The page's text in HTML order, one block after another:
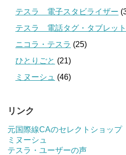
テスラ 電子スタビライザー
テスラ 電話タグ・タブレッ
ニコラ・テスラ (25)
ひとりごと (21)
ミヌーシュ (46)
リンク
元国際線CAのセレクトショップ
ミヌーシュ
テスラ・ユーザーの声